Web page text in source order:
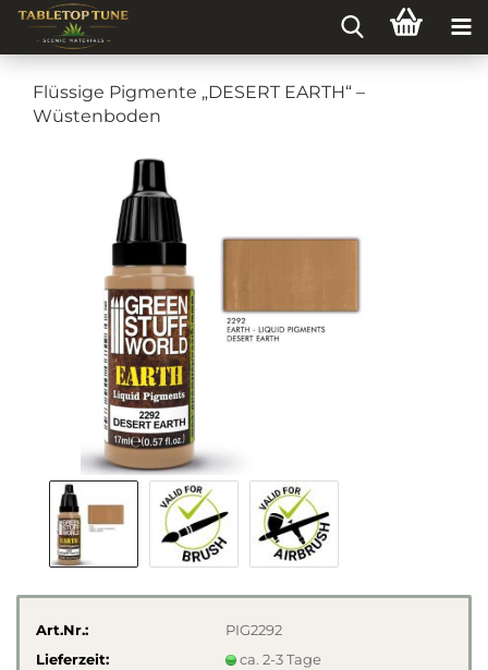
Flüssige Pigmente „DESERT EARTH“ –
Wüstenboden
Art.Nr.:
PIG2292
Lieferzeit:
ca. 2-3 Tage